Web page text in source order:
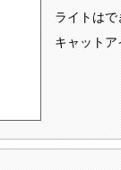
ライトはで
キャットア